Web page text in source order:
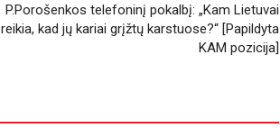
P.Porošenkos telefoninį pokalbį: „Kam Lietuvai
reikia, kad jų kariai grįžtų karstuose?“ [Papildyta
KAM pozicija]